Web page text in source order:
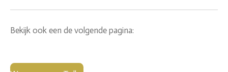
Bekijk ook een de volgende pagina: